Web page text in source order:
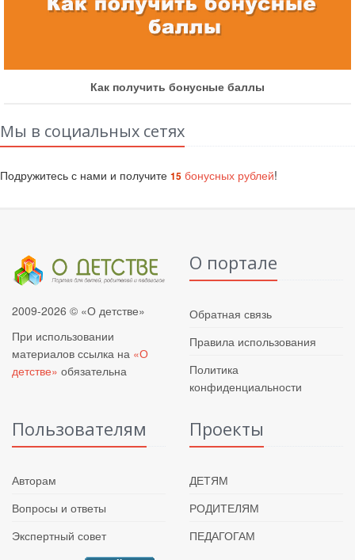
Как получить бонусные баллы
Мы в социальных сетях
Подружитесь с нами и получите 15 бонусных рублей!
2009-2026 © «О детстве»
При использовании
материалов ссылка на «О
детстве» обязательна
О портале
Обратная связь
Правила использования
Политика
конфиденциальности
Пользователям
Авторам
Вопросы и ответы
Экспертный совет
Проекты
ДЕТЯМ
РОДИТЕЛЯМ
ПЕДАГОГАМ